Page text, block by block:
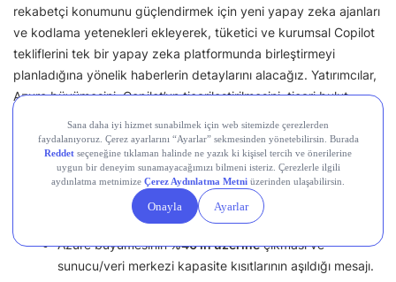
rekabetçi konumunu güçlendirmek için yeni yapay zeka ajanları
ve kodlama yetenekleri ekleyerek, tüketici ve kurumsal Copilot
tekliflerini tek bir yapay zeka platformunda birleştirmeyi
planladığına yönelik haberlerin detaylarını alacağız. Yatırımcılar,
Azure büyümesini, Copilot’un ticarileştirilmesini, ticari bulut
milyar dolarlık ticari sipariş birikimiyle desteklenen yapay zeka
altyapı yatırımlarından elde edilen getiriler hakkındaki
yorumlarını yakından takip edecekler.
Boğa Senaryosu:
Azure büyümesinin%40’ın üzerineçıkması ve
sunucu/veri merkezi kapasite kısıtlarının aşıldığı mesajı.